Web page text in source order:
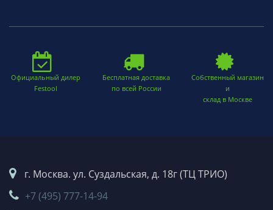
Официальный дилер
Festool
Бесплатная доставка
по всей России
Собственный магазин
и
склад в Москве
г. Москва. ул. Суздальская, д. 18г (ТЦ ТРИО)
+7 (495) 777-14-94